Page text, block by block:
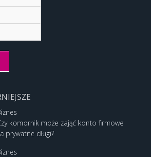
komornik może zająć konto firmowe
prywatne długi?